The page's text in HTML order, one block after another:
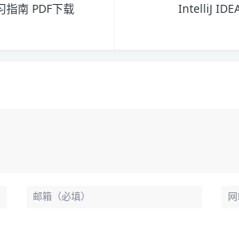
指南 PDF下载
IntelliJ